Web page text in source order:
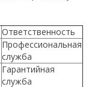
Ответственность
Профессиональная
служба
Гарантийная
служба